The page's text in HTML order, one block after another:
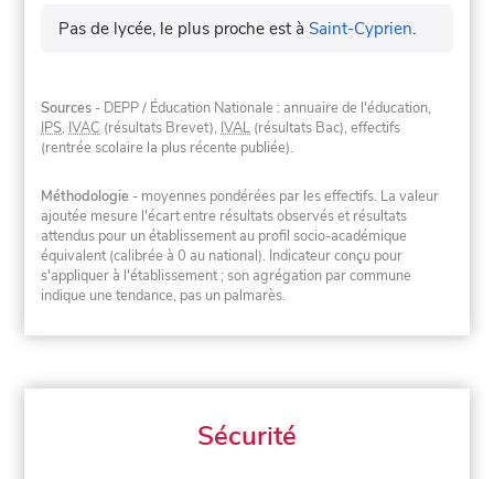
Pas de lycée, le plus proche est àSaint-Cyprien.
Sources - DEPP / Éducation Nationale : annuaire de l'éducation,
IPS, IVAC (résultats Brevet), IVAL (résultats Bac), effectifs
(rentrée scolaire la plus récente publiée).
Méthodologie - moyennes pondérées par les effectifs. La valeur
ajoutée mesure l'écart entre résultats observés et résultats
attendus pour un établissement au profil socio-académique
équivalent (calibrée à 0 au national). Indicateur conçu pour
s'appliquer à l'établissement ; son agrégation par commune
indique une tendance, pas un palmarès.
Sécurité